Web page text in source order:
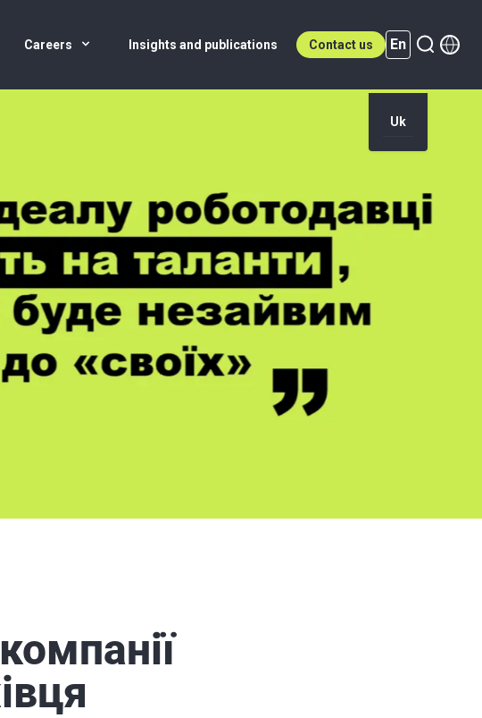
Careers Insights and publications Contact us En
Uk
En (active)